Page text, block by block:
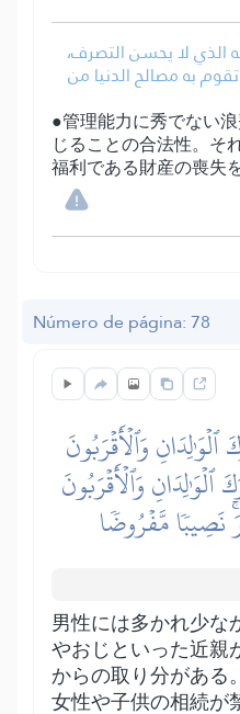
الذي لا يحسن التصرف،
به مصالح الدنيا من
●管理能力に秀でない
じることの合法性。そ
福利である財産の喪失
Número de página: 78
وَٱلۡأَقۡرَبُونَ
وَٱلۡأَقۡرَبُونَ
نَصِيبٗا مَّفۡرُوضٗا
男性には多かれ少な
やおじといった近親
からの取り分がある
女性や子供の相続が